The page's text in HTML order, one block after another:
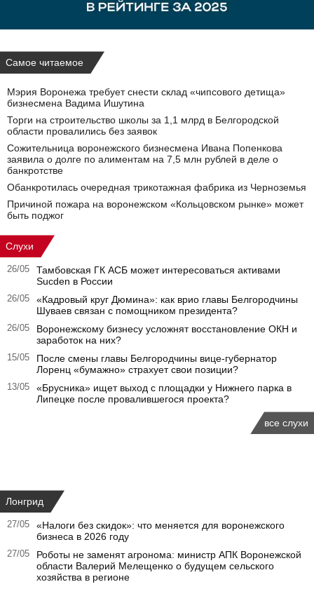
Самое читаемое
Мэрия Воронежа требует снести склад «чипсового детища»
бизнесмена Вадима Ишутина
Торги на строительство школы за 1,1 млрд в Белгородской
области провалились без заявок
Сожительница воронежского бизнесмена Ивана Попенкова
заявила о долге по алиментам на 7,5 млн рублей в деле о
банкротстве
Обанкротилась очередная трикотажная фабрика из Черноземья
Причиной пожара на воронежском «Кольцовском рынке» может
быть поджог
Слухи
26/05
Тамбовская ГК АСБ может интересоваться активами
Sucden в России
26/05
«Кадровый круг Дюмина»: как врио главы Белгородчины
Шуваев связан с помощником президента?
26/05
Воронежскому бизнесу усложнят восстановление ОКН и
заработок на них?
15/05
После смены главы Белгородчины вице-губернатор
Лоренц «бумажно» страхует свои позиции?
13/05
«Брусника» ищет выход с площадки у Нижнего парка в
Липецке после провалившегося проекта?
все слухи
Лонгрид
27/05
«Налоги без скидок»: что меняется для воронежского
бизнеса в 2026 году
27/05
Роботы не заменят агронома: министр АПК Воронежской
области Валерий Мелещенко о будущем сельского
хозяйства в регионе